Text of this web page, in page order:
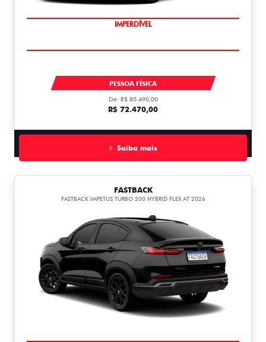
IMPERDÍVEL
MOBI
PESSOA FÍSICA
De: R$ 85.490,00
R$ 72.470,00
Saiba mais
FASTBACK
FASTBACK IMPETUS TURBO 200 HYBRID FLEX AT 2026